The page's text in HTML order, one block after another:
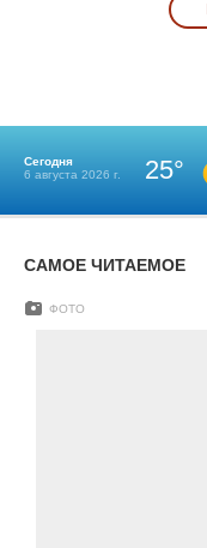
Сегодня
6 августа 2026 г.
25°
САМОЕ ЧИТАЕМОЕ
ФОТО